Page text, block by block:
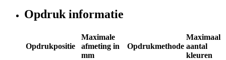
Opdruk informatie
Opdrukpositie
Maximale
afmeting in
mm
Opdrukmethode
Maximaal
aantal
kleuren